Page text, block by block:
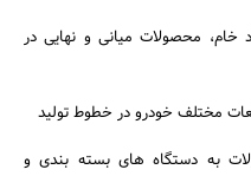
خام، محصولات میانی و نهایی در
مختلف خودرو در خطوط تولید
به دستگاه‌ های بسته‌ بندی و